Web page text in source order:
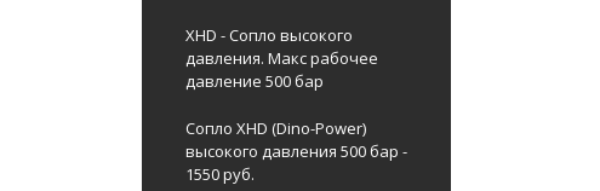
XHD - Сопло высокого
давления. Макс рабочее
давление 500 бар
Сопло XHD (Dino-Power)
высокого давления 500 бар -
1550 руб.